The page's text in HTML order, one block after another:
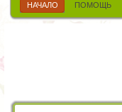
НАЧАЛО ПОМОЩЬ